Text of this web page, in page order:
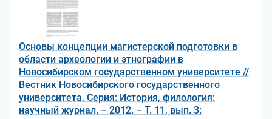
Основы концепции магистерской подготовки в
области археологии и этнографии в
Новосибирском государственном университете //
Вестник Новосибирского государственного
университета. Серия: История, филология:
научный журнал. – 2012. – Т. 11, вып. 3: